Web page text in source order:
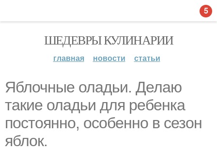
ШЕДЕВРЫ КУЛИНАРИИ
главная новости статьи
Яблочные оладьи. Делаю
такие оладьи для ребенка
постоянно, особенно в сезон
яблок.
5